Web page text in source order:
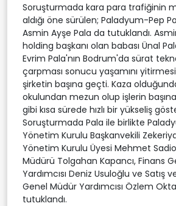
Soruşturmada kara para trafiğinin
aldığı öne sürülen; Paladyum-Pep
Asmin Ayşe Pala da tutuklandı.
holding başkanı olan babası Ünal
Evrim Pala'nın Bodrum'da sürat
çarpması sonucu yaşamını
şirketin başına geçti. Kaza
okulundan mezun olup işlerin
gibi kısa sürede hızlı bir yükseliş
Soruşturmada Pala ile birlikte
Yönetim Kurulu Başkanvekili
Yönetim Kurulu Üyesi Mehmet
Müdürü Tolgahan Kapancı, Finans
Yardımcısı Deniz Usuloğlu ve Satış
Genel Müdür Yardımcısı Özlem
tutuklandı.